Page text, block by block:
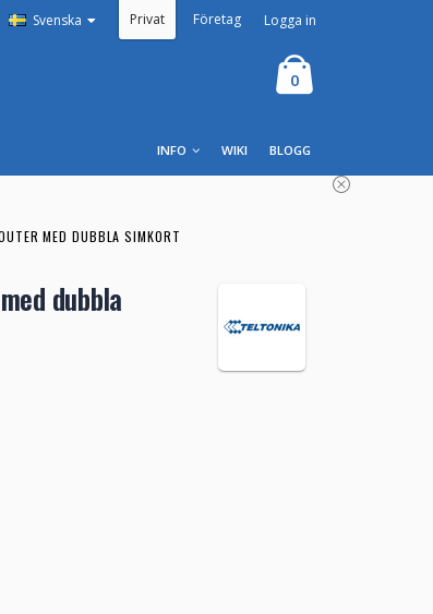
Svenska Privat Företag Logga in
0
BLOGG
WIKI
INFO
MED DUBBLA SIMKORT
dubbla